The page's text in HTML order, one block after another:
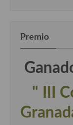
Premio
" III